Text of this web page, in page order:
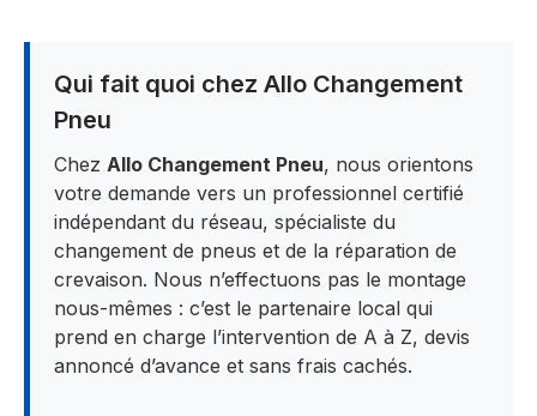
Qui fait quoi chez Allo Changement
Pneu
Chez Allo Changement Pneu, nous orientons
votre demande vers un professionnel certifié
indépendant du réseau, spécialiste du
changement de pneus et de la réparation de
crevaison. Nous n’effectuons pas le montage
nous-mêmes : c’est le partenaire local qui
prend en charge l’intervention de A à Z, devis
annoncé d’avance et sans frais cachés.